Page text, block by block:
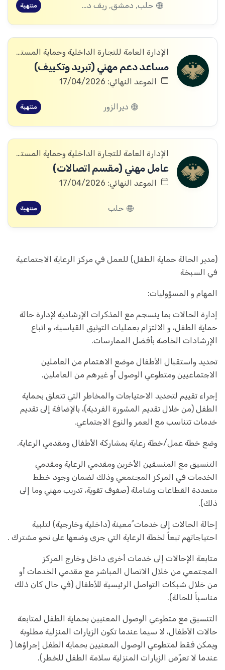
حلب, دمشق, ريف دمشق, درعا, الرقة, الحسكة منتهية
الإدارة العامة للتجارة الداخلية وحماية المستهلك
مساعد دعم مهني (تبريد وتكييف)
الموعد النهائي: 17/04/2026
ديرالزور منتهية
الإدارة العامة للتجارة الداخلية وحماية المستهلك
عامل مهني (مقسم اتصالات)
الموعد النهائي: 17/04/2026
حلب منتهية
(مدير الحالة حماية الطفل) للعمل في مركز الرعاية الاجتماعية
في السبخة
المهام و المسؤوليات:
إدارة الحالات بما ينسجم مع المذكرات الإرشادية لإدارة حالة
حماية الطفل، و الالتزام بعمليات التوثيق القياسية، و اتباع
الإرشادات الخاصة بأفضل الممارسات.
تحديد واستقبال الأطفال موضع الاهتمام من العاملين
الاجتماعيين ومتطوعي الوصول أو غيرهم من العاملين.
إجراء تقييم لتحديد الاحتياجات والمخاطر التي تتعلق بحماية
الطفل (من خلال تقديم المشورة الفردية)، بالإضافة إلى تقديم
خدمات تتناسب مع العمر والنوع الاجتماعي.
وضع خطة عمل/خطة رعاية بمشاركة الأطفال ومقدمي الرعاية.
التنسيق مع المنسقين الأخرين ومقدمي الرعاية ومقدمي
الخدمات في المركز المجتمعي وذلك لضمان وجود خطط
متعددة القطاعات وشاملة (صفوف تقوية، تدريب مهني وما إلى
ذلك).
إحالة الحالات إلى خدمات ُمعينة (داخلية وخارجية) لتلبية
احتياجاتهم تبعاً لخطة الرعاية التي جرى وضعها على نحو مشترك .
متابعة الإحالات إلى خدمات أخرى داخل وخارج المركز
المجتمعي من خلال الاتصال المباشر مع مقدمي الخدمات أو
من خلال شبكات التواصل الرئيسية للأطفال (في حال كان ذلك
مناسباً للحالة).
التنسيق مع متطوعي الوصول المعنيين بحماية الطفل لمتابعة
حالات الأطفال، لا سيما عندما تكون الزيارات المنزلية مطلوبة
ويمكن فقط لمتطوعي الوصول المعنيين بحماية الطفل إجراؤها (
عندما لا تعرّض الزيارات المنزلية سلامة الطفل للخطر).